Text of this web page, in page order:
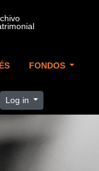
FONDOS
Log in